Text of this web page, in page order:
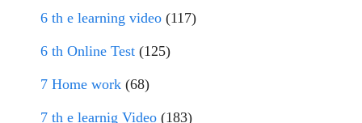
6 th e learning video (117)
6 th Online Test (125)
7 Home work (68)
7 th e learnig Video (183)